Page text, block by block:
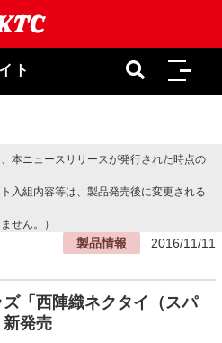
ト
本ニュースリリースが発行された時点の
入組内容等は、製品発売後に変更される
せん。）
製品情報 2016/11/11
「西陣織ネクタイ（スパ
発売